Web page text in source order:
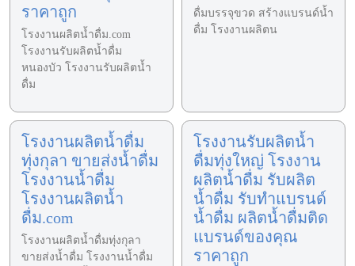
ราคาถูก
โรงงานผลิตน้ำดื่ม.com
โรงงานรับผลิตน้ำดื่ม
หนองบัว โรงงานรับผลิตน้ำ
ดื่ม
ดื่มบรรจุขวด สร้างแบรนด์น้ำ
ดื่ม โรงงานผลิตน
โรงงานผลิตน้ำดื่ม
ทุ่งกุลา ขายส่งน้ำดื่ม
โรงงานน้ำดื่ม
โรงงานผลิตน้ำ
ดื่ม.com
โรงงานผลิตน้ำดื่มทุ่งกุลา
ขายส่งน้ำดื่ม โรงงานน้ำดื่ม
โรงงานรับผลิตน้ำ
ดื่มทุ่งใหญ่ โรงงาน
ผลิตน้ำดื่ม รับผลิต
น้ำดื่ม รับทำแบรนด์
น้ำดื่ม ผลิตน้ำดื่มติด
แบรนด์ของคุณ
ราคาถูก